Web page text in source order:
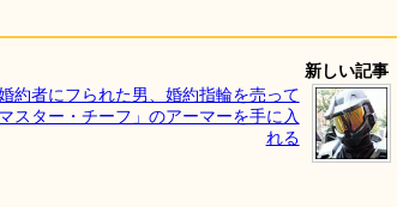
新しい記事
約者にフられた男、婚約指輪を売って
マスター・チーフ」のアーマーを手に入
れる